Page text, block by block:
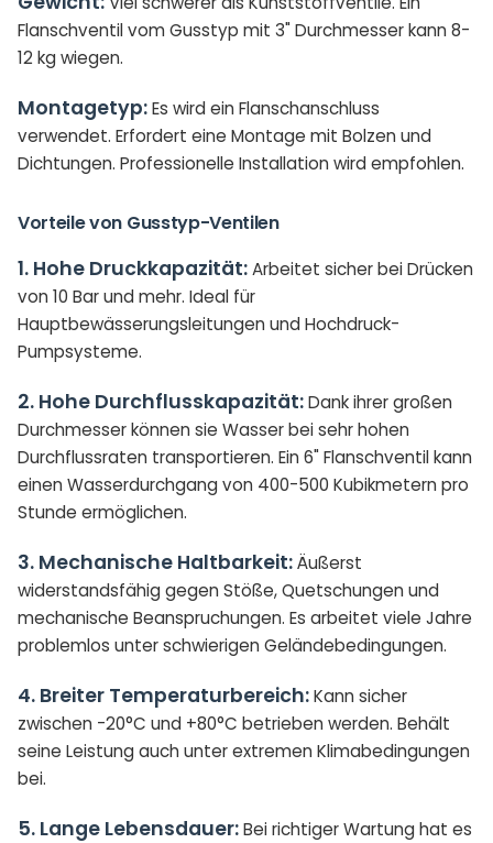
Flanschventil vom Gusstyp mit 3" Durchmesser kann 8-
12 kg wiegen.
Montagetyp:Es wird ein Flanschanschluss
verwendet. Erfordert eine Montage mit Bolzen und
Dichtungen. Professionelle Installation wird empfohlen.
Vorteile von Gusstyp-Ventilen
1. Hohe Druckkapazität:Arbeitet sicher bei Drücken
von 10 Bar und mehr. Ideal für
Hauptbewässerungsleitungen und Hochdruck-
Pumpsysteme.
2. Hohe Durchflusskapazität:Dank ihrer großen
Durchmesser können sie Wasser bei sehr hohen
Durchflussraten transportieren. Ein 6" Flanschventil kann
einen Wasserdurchgang von 400-500 Kubikmetern pro
Stunde ermöglichen.
3. Mechanische Haltbarkeit:Äußerst
widerstandsfähig gegen Stöße, Quetschungen und
mechanische Beanspruchungen. Es arbeitet viele Jahre
problemlos unter schwierigen Geländebedingungen.
4. Breiter Temperaturbereich:Kann sicher
zwischen -20°C und +80°C betrieben werden. Behält
seine Leistung auch unter extremen Klimabedingungen
bei.
5. Lange Lebensdauer:Bei richtiger Wartung hat es